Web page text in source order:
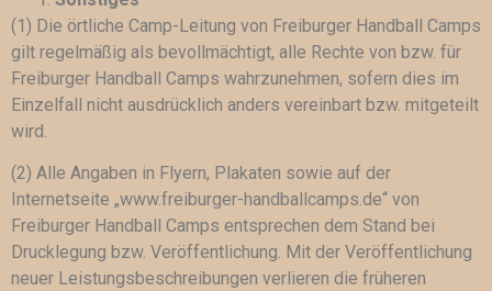
(1) Die örtliche Camp-Leitung von Freiburger Handball Camps
gilt regelmäßig als bevollmächtigt, alle Rechte von bzw. für
Freiburger Handball Camps wahrzunehmen, sofern dies im
Einzelfall nicht ausdrücklich anders vereinbart bzw. mitgeteilt
wird.
(2) Alle Angaben in Flyern, Plakaten sowie auf der
Internetseite „www.freiburger-handballcamps.de“ von
Freiburger Handball Camps entsprechen dem Stand bei
Drucklegung bzw. Veröffentlichung. Mit der Veröffentlichung
neuer Leistungsbeschreibungen verlieren die früheren